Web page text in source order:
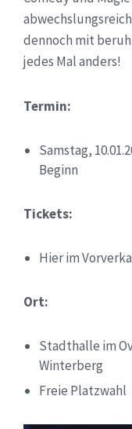
dennoch mit
jedes Mal anders!
Termin:
Samstag,
Beginn
Tickets:
Hier im
Ort:
Stadthalle im
Winterberg
Freie Platzwahl